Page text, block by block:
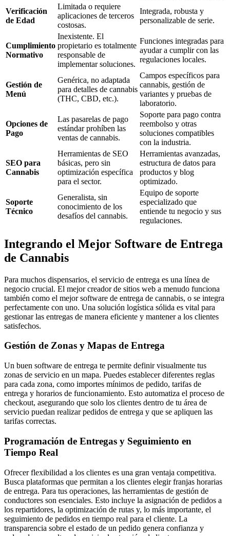
Verificación
de Edad
Limitada o requiere
aplicaciones de terceros
costosas.
Integrada, robusta y
personalizable de serie.
Cumplimiento
Normativo
Inexistente. El
propietario es totalmente
responsable de
implementar soluciones.
Funciones integradas para
ayudar a cumplir con las
regulaciones locales.
Gestión de
Menú
Genérica, no adaptada
para detalles de cannabis
(THC, CBD, etc.).
Campos específicos para
cannabis, gestión de
variantes y pruebas de
laboratorio.
Opciones de
Pago
Las pasarelas de pago
estándar prohíben las
ventas de cannabis.
Soporte para pago contra
reembolso y otras
soluciones compatibles
con la industria.
SEO para
Cannabis
Herramientas de SEO
básicas, pero sin
optimización específica
para el sector.
Herramientas avanzadas,
estructura de datos para
productos y blog
optimizado.
Soporte
Técnico
Generalista, sin
conocimiento de los
desafíos del cannabis.
Equipo de soporte
especializado que
entiende tu negocio y sus
regulaciones.
Integrando el Mejor Software de Entrega
de Cannabis
Para muchos dispensarios, el servicio de entrega es una línea de
negocio crucial. El mejor creador de sitios web a menudo funciona
también como el mejor software de entrega de cannabis, o se integra
perfectamente con uno. Una solución logística sólida es vital para
gestionar las entregas de manera eficiente y mantener a los clientes
satisfechos.
Gestión de Zonas y Mapas de Entrega
Un buen software de entrega te permite definir visualmente tus
zonas de servicio en un mapa. Puedes establecer diferentes reglas
para cada zona, como importes mínimos de pedido, tarifas de
entrega y horarios de funcionamiento. Esto automatiza el proceso de
checkout, asegurando que solo los clientes dentro de tu área de
servicio puedan realizar pedidos de entrega y que se apliquen las
tarifas correctas.
Programación de Entregas y Seguimiento en
Tiempo Real
Ofrecer flexibilidad a los clientes es una gran ventaja competitiva.
Busca plataformas que permitan a los clientes elegir franjas horarias
de entrega. Para tus operaciones, las herramientas de gestión de
conductores son esenciales. Esto incluye la asignación de pedidos a
los repartidores, la optimización de rutas y, lo más importante, el
seguimiento de pedidos en tiempo real para el cliente. La
transparencia sobre el estado de un pedido genera confianza y